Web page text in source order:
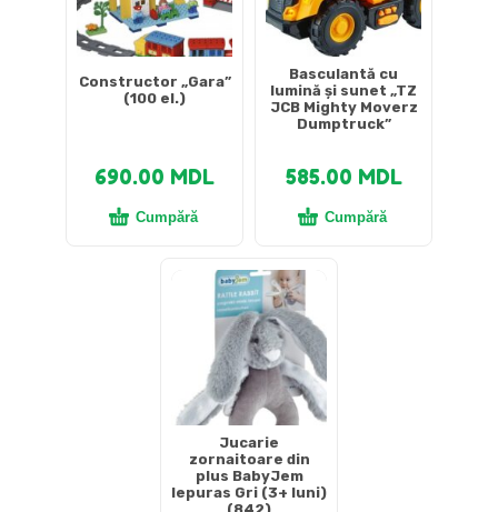
Constructor „Gara”
(100 el.)
690.00 MDL
Cumpără
Basculantă cu
lumină și sunet „TZ
JCB Mighty Moverz
Dumptruck”
585.00 MDL
Cumpără
Jucarie
zornaitoare din
plus BabyJem
Iepuras Gri (3+ luni)